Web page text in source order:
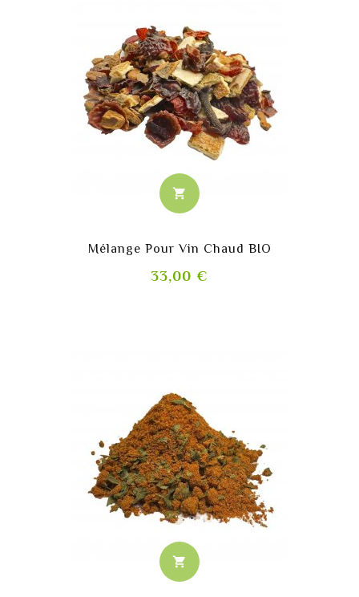
shopping_cart
Mélange Pour Vin Chaud BIO
33,00 €
shopping_cart